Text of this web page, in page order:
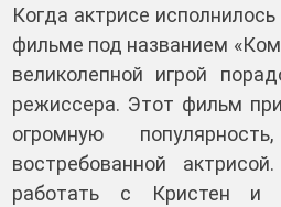
Когда актрисе
фильме под названием
великолепной игрой
режиссера. Этот фильм
огромную
востребованной
работать с Кристен и